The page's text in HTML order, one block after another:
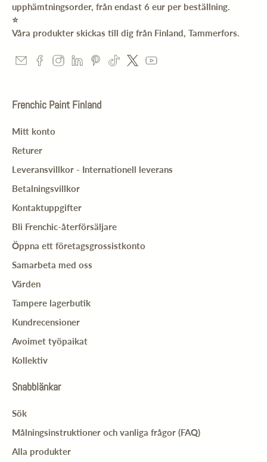
upphämtningsorder, från endast 6 eur per beställning.
⭐️
Våra produkter skickas till dig från Finland, Tammerfors.
Frenchic Paint Finland
Mitt konto
Returer
Leveransvillkor - Internationell leverans
Betalningsvillkor
Kontaktuppgifter
Bli Frenchic-återförsäljare
Öppna ett företagsgrossistkonto
Samarbeta med oss
Värden
Tampere lagerbutik
Kundrecensioner
Avoimet työpaikat
Kollektiv
Snabblänkar
Sök
Målningsinstruktioner och vanliga frågor (FAQ)
Alla produkter